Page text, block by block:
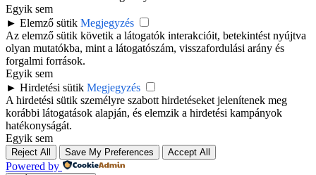
Egyik sem
► Elemző sütik Megjegyzés
Az elemző sütik követik a látogatók interakcióit, betekintést nyújtva
olyan mutatókba, mint a látogatószám, visszafordulási arány és
forgalmi források.
Egyik sem
► Hirdetési sütik Megjegyzés
A hirdetési sütik személyre szabott hirdetéseket jelenítenek meg
korábbi látogatások alapján, és elemzik a hirdetési kampányok
hatékonyságát.
Egyik sem
Reject All Save My Preferences Accept All
Powered by